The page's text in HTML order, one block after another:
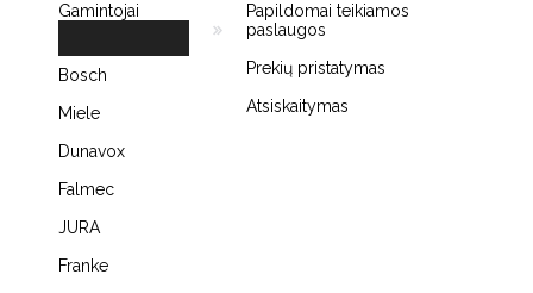
Gamintojai
Bosch
Miele
Dunavox
Falmec
JURA
Franke
Papildomai teikiamos
paslaugos
Prekių pristatymas
Atsiskaitymas